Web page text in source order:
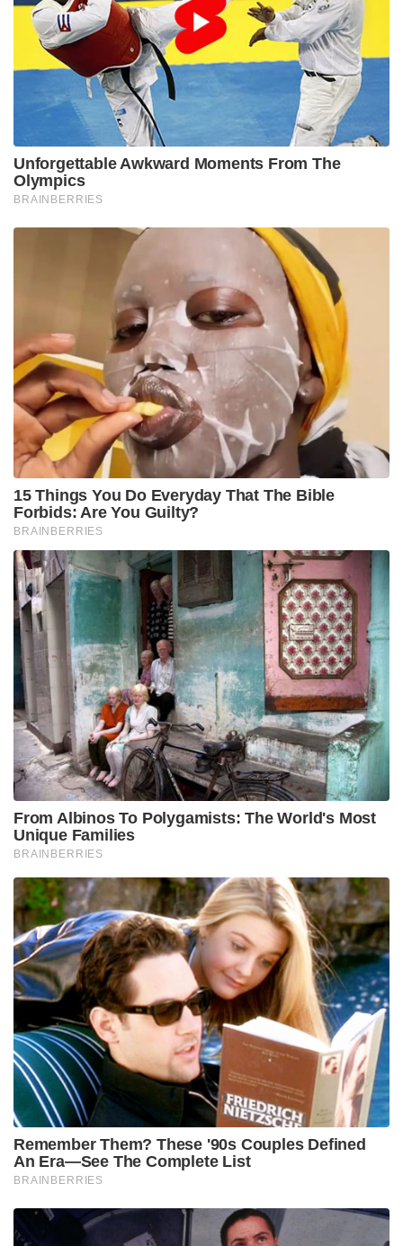
പ്രധാനമന്ത്രിയെയും അധിക്ഷേപിച്ച് മാലിദ്വീപ്
മന്ത്രിമാർ രംഗത്തെത്തിയപ്പോൾ, ‘ബോയ്ക്കോട്ട്
മാലിദ്വീപ്’ കാമ്പെയ്നിലൂടെ മാലിദ്വീപിന്റെ സാമ്പത്തിക
അടിത്തറ തകർത്ത് ലക്ഷദ്വീപിനെ ഭാരതീയർ
ആഗോള ടൂറിസത്തിന്റെ പുതിയ സിംബലാക്കി മാറ്റി.
2023-ൽ 46,551 ആയിരുന്ന ലക്ഷദ്വീപിലെ
ടൂറിസ്റ്റുകളുടെ എണ്ണം ഒരൊറ്റ വർഷം കൊണ്ട് 47
ശതമാനം വർദ്ധിച്ചപ്പോൾ, മാലിദ്വീപിലേക്ക്
പോയിരുന്ന ഭാരതീയരുടെ എണ്ണത്തിൽ 37.5
മാലിദ്വീപിന്റെ ടൂറിസം വിപണിയിൽ ഒന്നാം
സ്ഥാനത്തുണ്ടായിരുന്ന ഇന്ത്യ ഇതോടെ ആറാം
സ്ഥാനത്തേക്ക് പിന്തള്ളപ്പെടുകയും ചെയ്തു.
ഇറാൻ യുദ്ധം മൂലം ആഗോള തലത്തിൽ കനത്ത
സാമ്പത്തിക പ്രതിസന്ധിയും അനിശ്ചിതത്വവും
നിലനിൽക്കുന്ന ഈ വർത്തമാന സാഹചര്യത്തിൽ,
വിദേശ നാണ്യശേഖരം സംരക്ഷിക്കാൻ പ്രധാനമന്ത്രി
നരേന്ദ്ര മോദി ഭാരതീയർക്ക് മുന്നിൽ വെച്ച പുതിയ
നിർദ്ദേശങ്ങളുടെ പശ്ചാത്തലത്തിലാണ് ലക്ഷദ്വീപ്
മോഡൽ വീണ്ടും ചർച്ചയാകുന്നത്. അനാവശ്യമായ
വിദേശ യാത്രകൾ ഒഴിവാക്കുക, ഇന്ധന ഉപഭോഗം
കുറയ്ക്കുക, പൊതുഗതാഗത സംവിധാനങ്ങൾ
പരമാവധി ഉപയോഗിക്കുക, സ്വർണ്ണ നിക്ഷേപങ്ങൾ
തൽക്കാലത്തേക്ക് നീട്ടിവെക്കുക തുടങ്ങിയ
മോദിയുടെ ആഹ്വാനങ്ങൾ രാജ്യം എത്രത്തോളം
ഗൗരവത്തോടെയാണ് സ്വീകരിക്കുന്നതെന്ന്
വ്യക്തമാക്കാൻ ലക്ഷദ്വീപിന്റെ ഈ ചരിത്ര വിജയം
തന്നെയാണ് മികച്ച ഉദാഹരണം.
പ്രധാനമന്ത്രി ഒരു സാമ്പത്തിക നയത്തെ ദേശീയ
വികാരവുമായി ബന്ധിപ്പിച്ചു ജനങ്ങൾക്ക് മുന്നിൽ
അവതരിപ്പിച്ചാൽ ഭാരതീയ സമൂഹം അതിന്
അനുകൂലമായി തങ്ങളുടെ ശീലങ്ങൾ മാറ്റുമെന്നത്
അസൂയാലുക്കളായ മറ്റ് രാജ്യങ്ങൾക്കുള്ള ശക്തമായ
മുന്നറിയിപ്പാണ്. വൻകിട സെലിബ്രിറ്റികളും
ഇൻഫ്ലുവൻസർമാരും യാത്രാ പ്ലാറ്റ്‌ഫോമുകളും
മോദിയുടെ ആഹ്വാനത്തെ പിന്തുണച്ച്
രംഗത്തെത്തിയതോടെയാണ് ലക്ഷദ്വീപ് ഒരു ടൂറിസം
കേന്ദ്രം എന്നതിലുപരി ഭാരതത്തിന്റെ
ആത്മനിർഭരതയുടെ പ്രതീകമായി മാറിയത്.
Tags: Maldives pm modi modi